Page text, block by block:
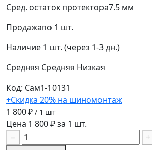
Сред. остаток протектора7.5 мм
Продажапо 1 шт.
Наличие 1 шт. (через 1-3 дн.)
Средняя Средняя Низкая
Код: Сам1-10131
+Скидка 20% на шиномонтаж
1 800 ₽ / 1 шт
Цена 1 800 ₽ за 1 шт.
−
+